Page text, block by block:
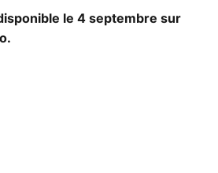
le 4 septembre sur